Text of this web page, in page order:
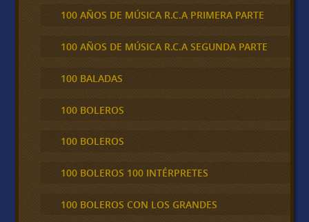
100 AÑOS DE MÚSICA R.C.A PRIMERA PARTE
100 AÑOS DE MÚSICA R.C.A SEGUNDA PARTE
100 BALADAS
100 BOLEROS
100 BOLEROS
100 BOLEROS 100 INTÉRPRETES
100 BOLEROS CON LOS GRANDES